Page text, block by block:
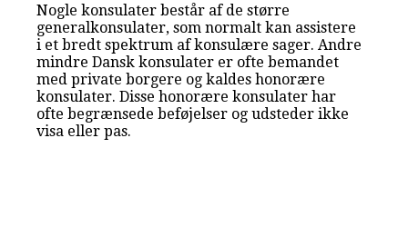
Nogle konsulater består af de større
generalkonsulater, som normalt kan assistere
i et bredt spektrum af konsulære sager. Andre
mindre Dansk konsulater er ofte bemandet
med private borgere og kaldes honorære
konsulater. Disse honorære konsulater har
ofte begrænsede beføjelser og udsteder ikke
visa eller pas.